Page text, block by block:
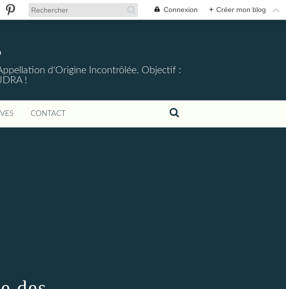
Connexion + Créer mon blog
d'Origine Incontrôlée. Objectif :
!
CONTACT